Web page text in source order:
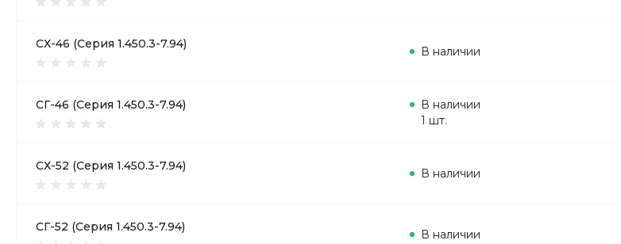
СХ-46 (Серия 1.450.3-7.94)
В наличии
СГ-46 (Серия 1.450.3-7.94)
В наличии
1 шт.
СХ-52 (Серия 1.450.3-7.94)
В наличии
СГ-52 (Серия 1.450.3-7.94)
В наличии